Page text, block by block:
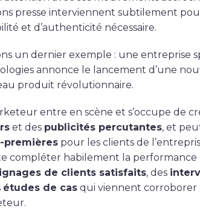
presse interviennent subtilement
et d’authenticité nécessaire.
un dernier exemple : une entreprise
annonce le lancement d’une
produit révolutionnaire.
entre en scène et s’occupe de
et des publicités percutantes, et
premièrespour les clients de
compléter habilement la performance
de clients satisfaits, des
études de casqui viennent corroborer